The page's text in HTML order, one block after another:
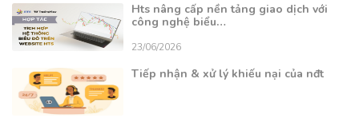
Hts nâng cấp nền tảng giao dịch với
công nghệ biểu…
23/06/2026
Tiếp nhận & xử lý khiếu nại của nđt